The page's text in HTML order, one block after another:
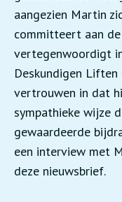
aangezien Martin
committeert aan de
vertegenwoordigt
Deskundigen Liften
vertrouwen in dat
sympathieke wijze
gewaardeerde
een interview met
deze nieuwsbrief.